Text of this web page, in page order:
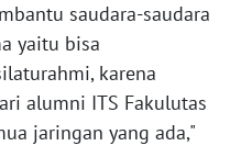
saudara-saudara
yaitu bisa
karena
alumni ITS Fakulutas
jaringan yang ada,"